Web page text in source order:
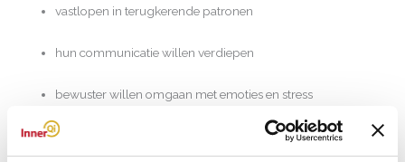
vastlopen in terugkerende patronen
hun communicatie willen verdiepen
bewuster willen omgaan met emoties en stress
Veel deelnemers zijn werkzaam als: